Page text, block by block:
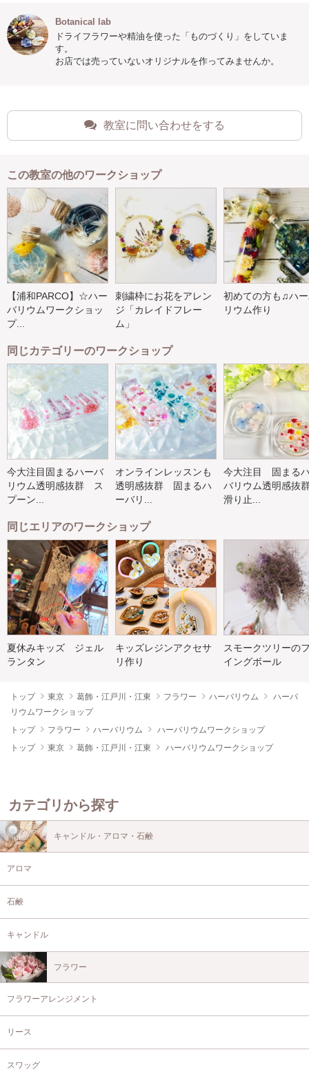
Botanical lab
ドライフラワーや精油を使った「ものづくり」をしていま
す。
お店では売っていないオリジナルを作ってみませんか。
教室に問い合わせをする
この教室の他のワークショップ
【浦和PARCO】☆ハー
バリウムワークショッ
プ...
刺繍枠にお花をアレン
ジ「カレイドフレー
ム」
初めての方も♫ハ
リウム作り
同じカテゴリーのワークショップ
今大注目固まるハーバ
リウム透明感抜群 ス
プーン...
オンラインレッスンも
透明感抜群 固まるハ
ーバリ...
今大注目 固まる
バリウム透明感
滑り止...
同じエリアのワークショップ
夏休みキッズ ジェル
ランタン
キッズレジンアクセサ
リ作り
スモークツリーの
イングボール
トップ 東京 葛飾・江戸川・江東 フラワー ハーバリウム
ハーバ
リウムワークショップ
トップ
フラワー ハーバリウム
ハーバリウムワークショップ
トップ
東京 葛飾・江戸川・江東 ハーバリウムワークショップ
カテゴリから探す
キャンドル・アロマ・石鹸
アロマ
石鹸
キャンドル
フラワー
フラワーアレンジメント
リース
スワッグ